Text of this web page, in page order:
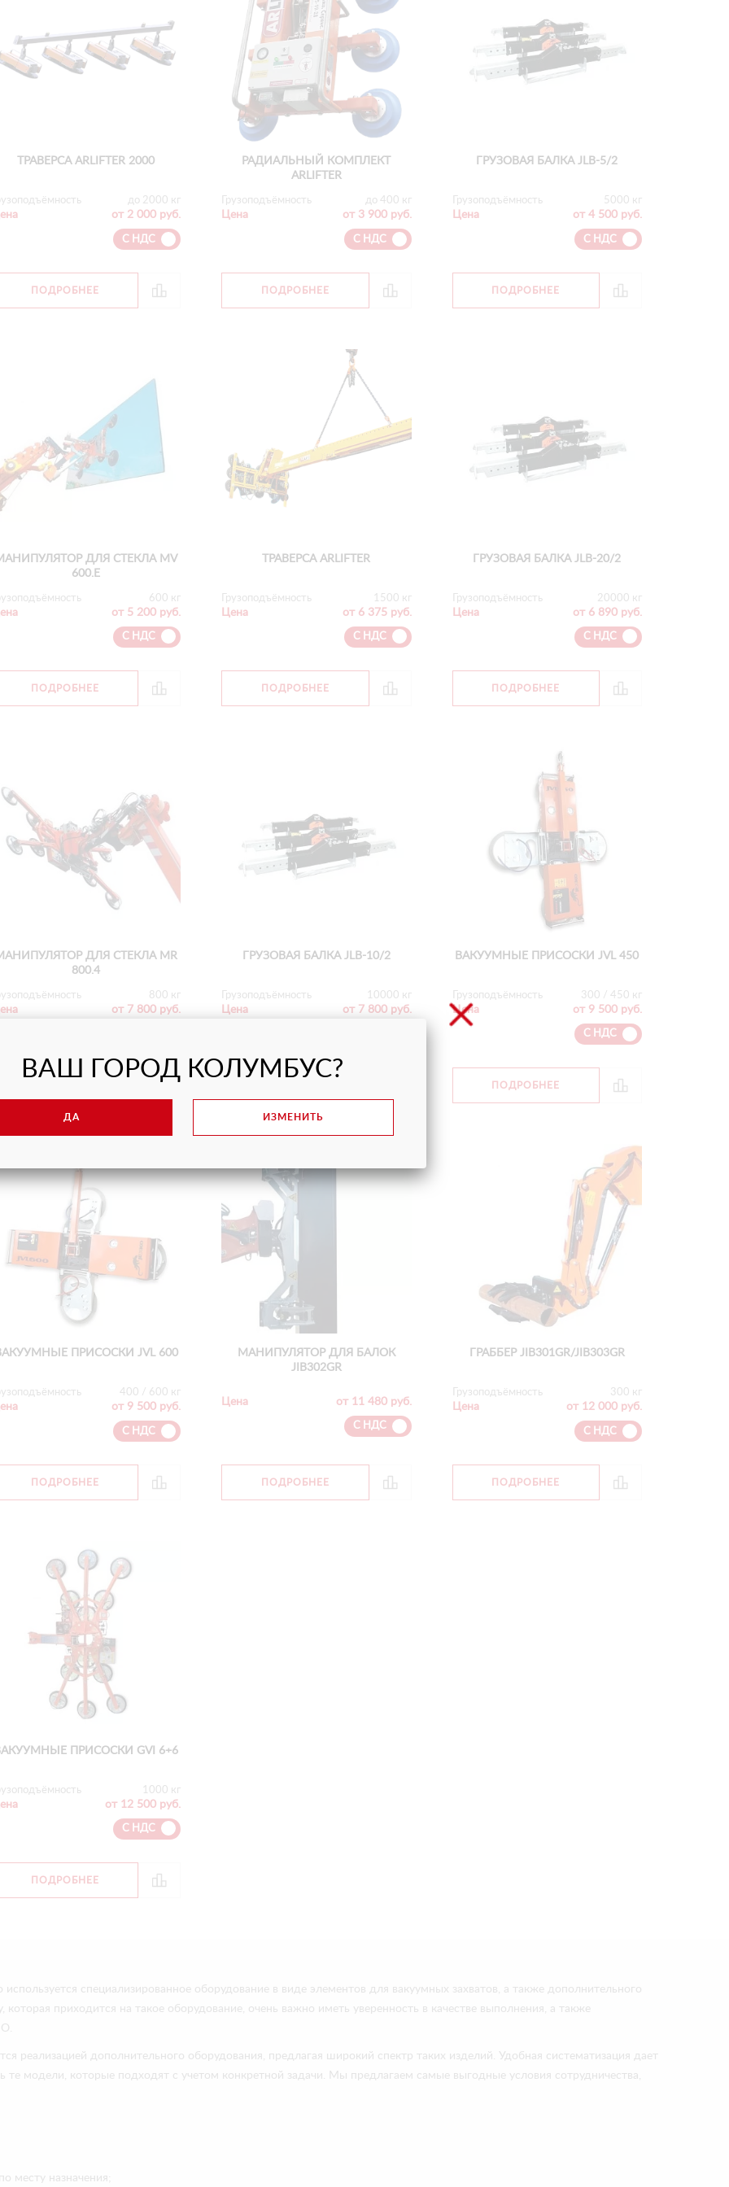
ТРАВЕРСА ARLIFTER 2000
до 2000 кг
от 2 000 руб.
С НДС
ПОДРОБНЕЕ
РАДИАЛЬНЫЙ КОМПЛЕКТ
ARLIFTER
Грузоподъёмность до 400 кг
Цена от 3 900 руб.
С НДС
ПОДРОБНЕЕ
ГРУЗОВАЯ БАЛКА JLB-5/2
Грузоподъёмность 5000 кг
Цена от 4 500 руб.
С НДС
ПОДРОБНЕЕ
ДЛЯ СТЕКЛА MV
600.E
600 кг
от 5 200 руб.
С НДС
ПОДРОБНЕЕ
ТРАВЕРСА ARLIFTER
Грузоподъёмность 1500 кг
Цена от 6 375 руб.
С НДС
ПОДРОБНЕЕ
ГРУЗОВАЯ БАЛКА JLB-20/2
Грузоподъёмность 20000 кг
Цена от 6 890 руб.
С НДС
ПОДРОБНЕЕ
ДЛЯ СТЕКЛА MR
800.4
800 кг
от 7 800 руб.
ГРУЗОВАЯ БАЛКА JLB-10/2
Грузоподъёмность 10000 кг
Цена от 7 800 руб.
ВАКУУМНЫЕ ПРИСОСКИ JVL 450
Грузоподъёмность 300 / 450 кг
Цена от 9 500 руб.
С НДС
ПОДРОБНЕЕ
ПРИСОСКИ JVL 600
400 / 600 кг
от 9 500 руб.
С НДС
ПОДРОБНЕЕ
МАНИПУЛЯТОР ДЛЯ БАЛОК
JIB302GR
Цена от 11 480 руб.
С НДС
ПОДРОБНЕЕ
ГРАББЕР JIB301GR/JIB303GR
Грузоподъёмность 300 кг
Цена от 12 000 руб.
С НДС
ПОДРОБНЕЕ
ПРИСОСКИ GVI 6+6
1000 кг
от 12 500 руб.
С НДС
ПОДРОБНЕЕ
специализированное оборудование в виде элементов для вакуумных захватов, а также дополнительного
приходится на такое оборудование, очень важно иметь уверенность в качестве выполнения, а также
реализацией дополнительного оборудования, предлагая широкий спектр таких изделий. Удобная систематизация дает
модели, которые подходят с учетом конкретной задачи. Мы предлагаем самые выгодные условия сотрудничества,
месту назначения;
ВАШ ГОРОД КОЛУМБУС?
ДА ИЗМЕНИТЬ